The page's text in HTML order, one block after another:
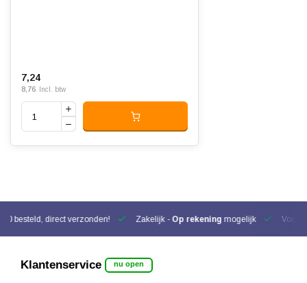
7,24
8,76 Incl. btw
besteld, direct verzonden! Zakelijk - Op rekening mogelijk Voor
Klantenservice nu open